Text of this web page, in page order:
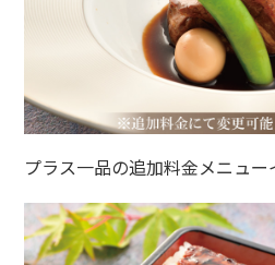
プラス一品の追加料金メニュー